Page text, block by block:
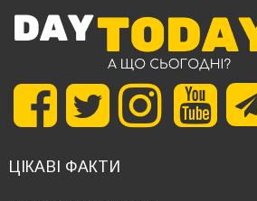
ЦІКАВІ ФАКТИ